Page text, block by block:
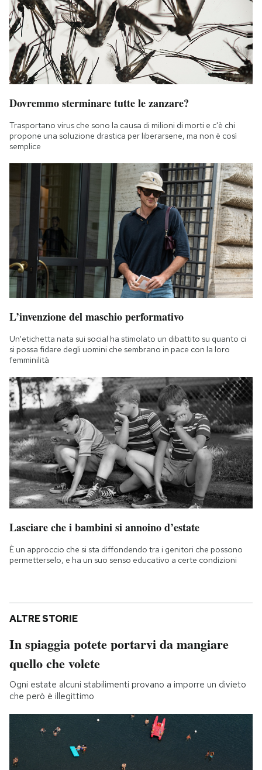
Dovremmo sterminare tutte le zanzare?
Trasportano virus che sono la causa di milioni di morti e c'è chi
propone una soluzione drastica per liberarsene, ma non è così
semplice
L’invenzione del maschio performativo
Un'etichetta nata sui social ha stimolato un dibattito su quanto ci
si possa fidare degli uomini che sembrano in pace con la loro
femminilità
Lasciare che i bambini si annoino d’estate
È un approccio che si sta diffondendo tra i genitori che possono
permetterselo, e ha un suo senso educativo a certe condizioni
ALTRE STORIE
In spiaggia potete portarvi da mangiare
quello che volete
Ogni estate alcuni stabilimenti provano a imporre un divieto
che però è illegittimo